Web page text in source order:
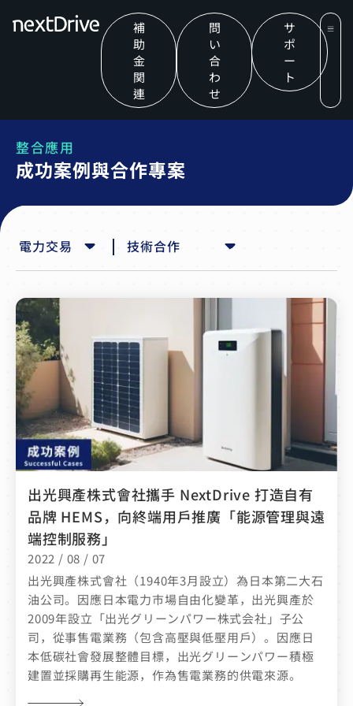
補
助
金
関
連
問
い
合
わ
せ
サ
ポ
ー
ト
整合應用
成功案例與合作專案
出光興產株式會社攜手 NextDrive 打造自有
品牌 HEMS，向終端用戶推廣「能源管理與遠
端控制服務」
2022 / 08 / 07
出光興產株式會社（1940年3月設立）為日本第二大石
油公司。因應日本電力市場自由化變革，出光興產於
2009年設立「出光グリーンパワー株式会社」子公
司，從事售電業務（包含高壓與低壓用戶）。因應日
本低碳社會發展整體目標，出光グリーンパワー積極
建置並採購再生能源，作為售電業務的供電來源。